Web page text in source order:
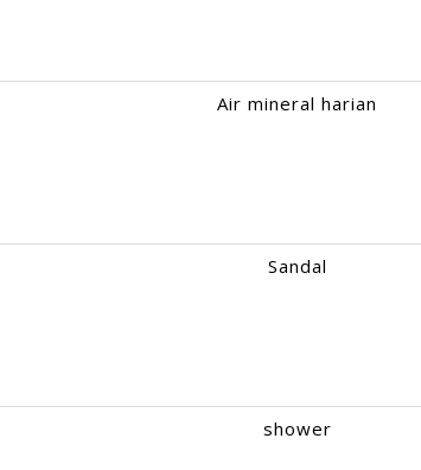
Air mineral harian
Sandal
shower